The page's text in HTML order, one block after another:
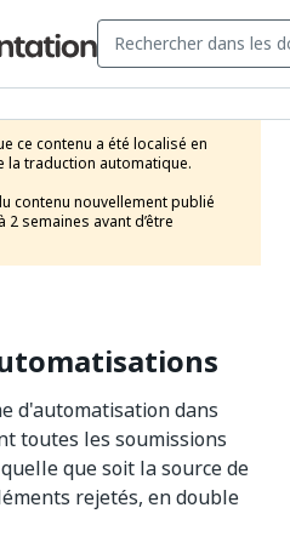
ce contenu a été localisé en
la traduction automatique.
contenu nouvellement publié
semaines avant d’être
d'automatisation dans
toutes les soumissions
que soit la source de
rejetés, en double